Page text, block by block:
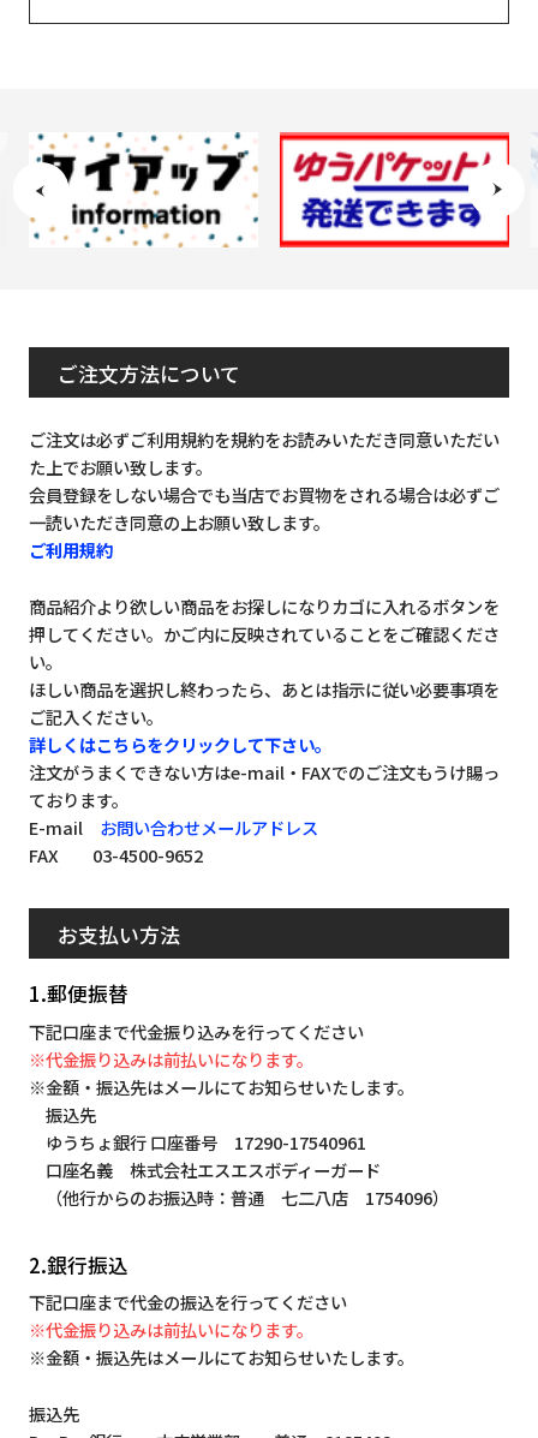
ご注文方法について
ご注文は必ずご利用規約を規約をお読みいただき同意いただい
た上でお願い致します。
会員登録をしない場合でも当店でお買物をされる場合は必ずご
一読いただき同意の上お願い致します。
ご利用規約
商品紹介より欲しい商品をお探しになりカゴに入れるボタンを
押してください。かご内に反映されていることをご確認くださ
い。
ほしい商品を選択し終わったら、あとは指示に従い必要事項を
ご記入ください。
詳しくはこちらをクリックして下さい。
注文がうまくできない方はe-mail・FAXでのご注文もうけ賜っ
ております。
E-mail お問い合わせメールアドレス
FAX 03-4500-9652
お支払い方法
1.郵便振替
下記口座まで代金振り込みを行ってください
※代金振り込みは前払いになります。
※金額・振込先はメールにてお知らせいたします。
振込先
ゆうちょ銀行 口座番号 17290-17540961
口座名義 株式会社エスエスボディーガード
（他行からのお振込時：普通 七二八店 1754096）
2.銀行振込
下記口座まで代金の振込を行ってください
※代金振り込みは前払いになります。
※金額・振込先はメールにてお知らせいたします。
振込先